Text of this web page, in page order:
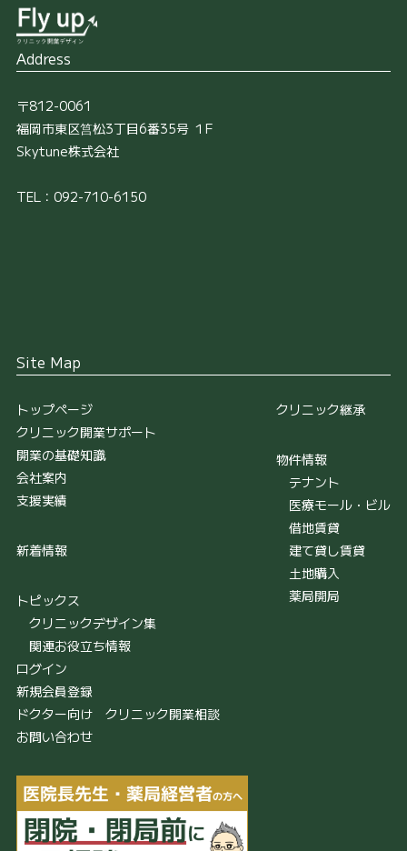
Address
〒812-0061
福岡市東区筥松3丁目6番35号 １F
Skytune株式会社
TEL：092-710-6150
Site Map
トップページ
クリニック開業サポート
開業の基礎知識
会社案内
支援実績
新着情報
トピックス
クリニックデザイン集
関連お役立ち情報
クリニック継承
物件情報
テナント
医療モール・ビル
借地賃貸
建て貸し賃貸
土地購入
薬局開局
ログイン
新規会員登録
ドクター向け クリニック開業相談
お問い合わせ